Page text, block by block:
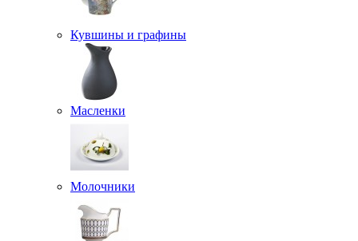
Кувшины и графины
Масленки
Молочники